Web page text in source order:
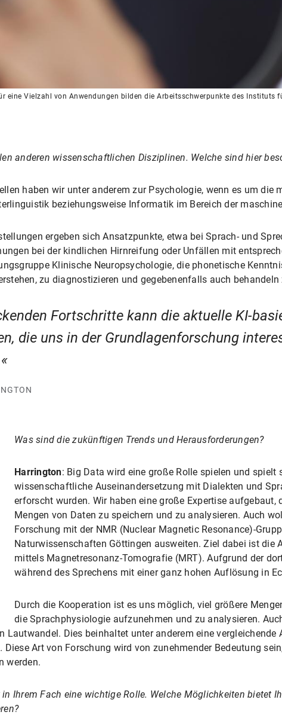
eine Vielzahl von Anwendungen bilden die Arbeitsschwerpunkte des Instituts
anderen wissenschaftlichen Disziplinen. Welche sind hier
haben wir unter anderem zur Psychologie, wenn es um die
beziehungsweise Informatik im Bereich der
ergeben sich Ansatzpunkte, etwa bei Sprach- und
bei der kindlichen Hirnreifung oder Unfällen mit
Klinische Neuropsychologie, die phonetische
zu diagnostizieren und gegebenenfalls auch behandeln
Fortschritte kann die aktuelle KI-
die uns in der Grundlagenforschung
Was sind die zukünftigen Trends und Herausforderungen?
Harrington: Big Data wird eine große Rolle spielen und spielt
wissenschaftliche Auseinandersetzung mit Dialekten und
erforscht wurden. Wir haben eine große Expertise aufgebaut,
Mengen von Daten zu speichern und zu analysieren. Auch
Forschung mit der NMR (Nuclear Magnetic Resonance)-
Naturwissenschaften Göttingen ausweiten. Ziel dabei ist die
mittels Magnetresonanz-Tomografie (MRT). Aufgrund der
während des Sprechens mit einer ganz hohen Auflösung in
Durch die Kooperation ist es uns möglich, viel größere
die Sprachphysiologie aufzunehmen und zu analysieren.
Lautwandel. Dies beinhaltet unter anderem eine
Art von Forschung wird von zunehmender Bedeutung
werden.
Ihrem Fach eine wichtige Rolle. Welche Möglichkeiten bietet